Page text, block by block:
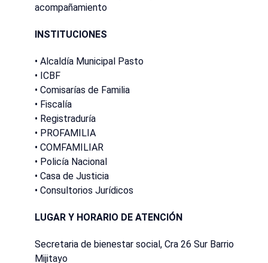
acompañamiento
INSTITUCIONES
• Alcaldía Municipal Pasto
• ICBF
• Comisarías de Familia
• Fiscalía
• Registraduría
• PROFAMILIA
• COMFAMILIAR
• Policía Nacional
• Casa de Justicia
• Consultorios Jurídicos
LUGAR Y HORARIO DE ATENCIÓN
Secretaria de bienestar social, Cra 26 Sur Barrio
Mijitayo